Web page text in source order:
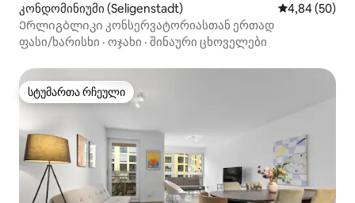
კონდომინიუმი (Seligenstadt) საშუალო
4,84 (50)
Ერლიგბლიკი კონსერვატორიასთან ერთად
ფასი/ხარისხი · ოჯახი · შინაური ცხოველები
სტუმართა რჩეული
სტუმართა რჩეული